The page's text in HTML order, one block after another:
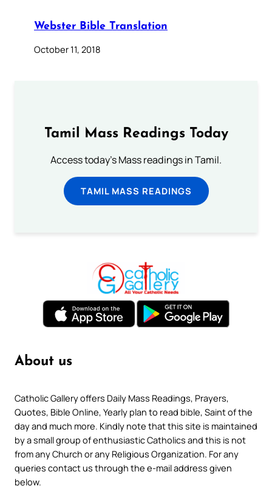
Webster Bible Translation
October 11, 2018
Tamil Mass Readings Today
Access today's Mass readings in Tamil.
TAMIL MASS READINGS
About us
Catholic Gallery offers Daily Mass Readings, Prayers,
Quotes, Bible Online, Yearly plan to read bible, Saint of the
day and much more. Kindly note that this site is maintained
by a small group of enthusiastic Catholics and this is not
from any Church or any Religious Organization. For any
queries contact us through the e-mail address given
below.